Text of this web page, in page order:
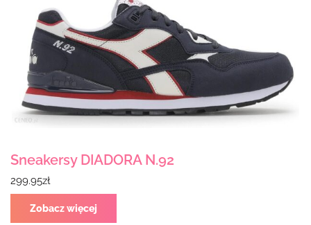
Sneakersy DIADORA N.92
299.95zł
Zobacz więcej